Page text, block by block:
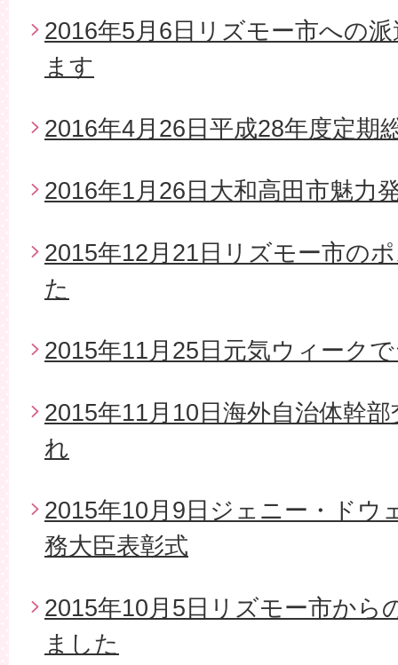
2016年5月6日リズモー市への
ます
2016年4月26日平成28年度定期
2016年1月26日大和高田市魅力
2015年12月21日リズモー市の
た
2015年11月25日元気ウィーク
2015年11月10日海外自治体幹
れ
2015年10月9日ジェニー・ドウ
務大臣表彰式
2015年10月5日リズモー市から
ました